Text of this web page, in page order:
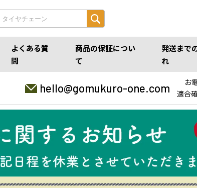
よくある質
問
商品の保証につい
て
発送まで
れ
hello@gomukuro-one.com
お
適合